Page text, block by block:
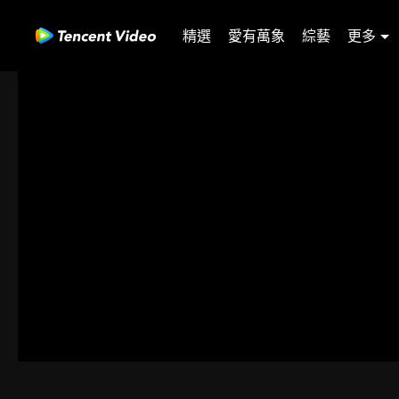
精選 愛有萬象 綜藝 更多